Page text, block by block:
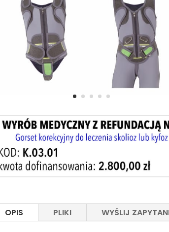
OPIS PLIKI WYŚLIJ